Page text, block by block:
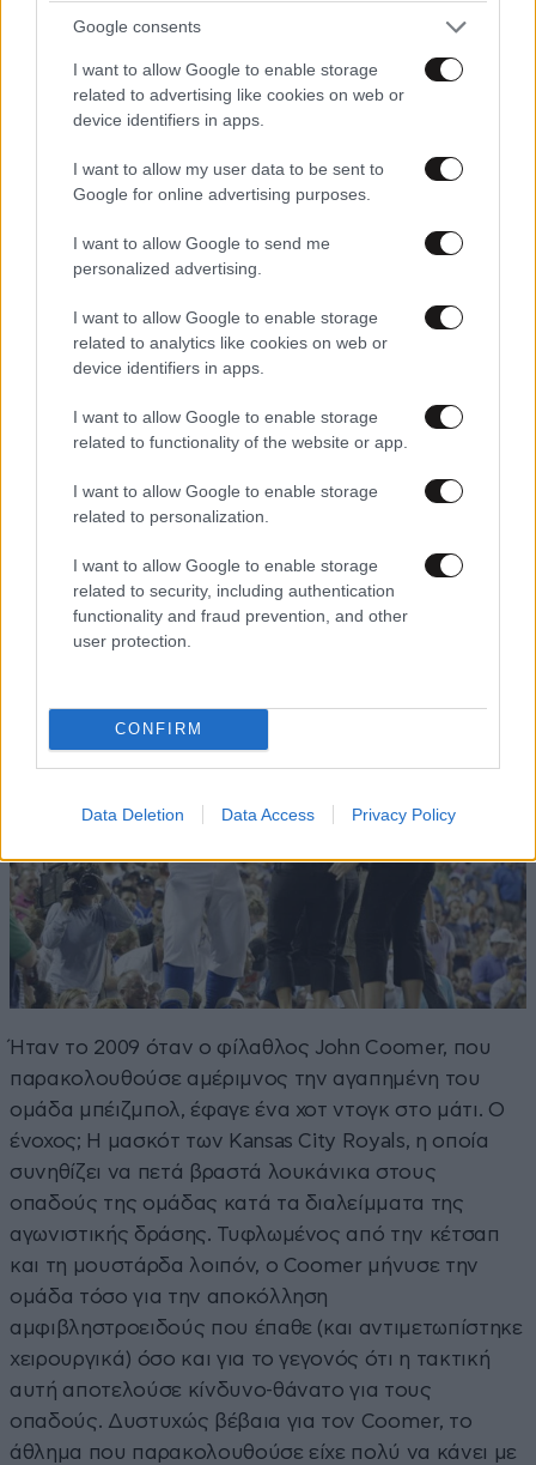
Google consents
I want to allow Google to enable storage
related to advertising like cookies on web or
device identifiers in apps.
I want to allow my user data to be sent to
Google for online advertising purposes.
I want to allow Google to send me
personalized advertising.
I want to allow Google to enable storage
related to analytics like cookies on web or
device identifiers in apps.
I want to allow Google to enable storage
related to functionality of the website or app.
I want to allow Google to enable storage
related to personalization.
I want to allow Google to enable storage
related to security, including authentication
functionality and fraud prevention, and other
user protection.
CONFIRM
Data Deletion Data Access Privacy Policy
Το 2011, ο William Baxter έπεσε θύμα της γάτας της
φίλης του, με το αιλουροειδές να του επιτίθεται
«λυσσασμένα» και να τον δαγκώνει στο δάχτυλο. Τι
ιδιοκτήτρια της γάτας για 100.000 δολάρια: 50.000 για
τις εκδορές στο χέρι του και άλλες 50.000 για την
πληγή στο δάχτυλο. Το επίμαχο δάχτυλο ήταν βέβαια
το δάχτυλο που φορούσε τη βέρα του, με την
τραγική ειρωνεία να αποκαλύπτει το σαρδόνιο
χαμόγελό της: η ιδιοκτήτρια της γάτας ήταν η
σύζυγός του, όπως αποκάλυψε δημοσιογραφική
Φίλαθλος εναντίον μασκότ ομάδας
Ήταν το 2009 όταν ο φίλαθλος John Coomer, που
παρακολουθούσε αμέριμνος την αγαπημένη του
ομάδα μπέιζμπολ, έφαγε ένα χοτ ντογκ στο μάτι. Ο
ένοχος; Η μασκότ των Kansas City Royals, η οποία
συνηθίζει να πετά βραστά λουκάνικα στους
οπαδούς της ομάδας κατά τα διαλείμματα της
αγωνιστικής δράσης. Τυφλωμένος από την κέτσαπ
και τη μουστάρδα λοιπόν, ο Coomer μήνυσε την
ομάδα τόσο για την αποκόλληση
αμφιβληστροειδούς που έπαθε (και αντιμετωπίστηκε
χειρουργικά) όσο και για το γεγονός ότι η τακτική
αυτή αποτελούσε κίνδυνο-θάνατο για τους
οπαδούς. Δυστυχώς βέβαια για τον Coomer, το
άθλημα που παρακολουθούσε είχε πολύ να κάνει με